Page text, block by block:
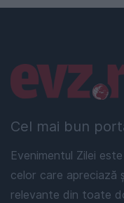
Cel mai bun
Evenimentul Zilei
celor care apreciază
relevante din toate
Linkuri utile